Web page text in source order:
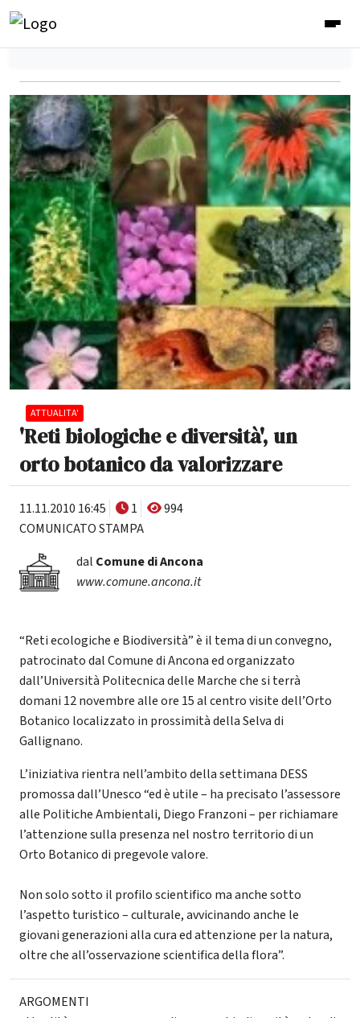
ATTUALITA'
'Reti biologiche e diversità', un
orto botanico da valorizzare
11.11.2010 16:45 1
994
COMUNICATO STAMPA
dal Comune di Ancona
www.comune.ancona.it
“Reti ecologiche e Biodiversità” è il tema di un convegno,
patrocinato dal Comune di Ancona ed organizzato
dall’Università Politecnica delle Marche che si terrà
domani 12 novembre alle ore 15 al centro visite dell’Orto
Botanico localizzato in prossimità della Selva di
Gallignano.
L’iniziativa rientra nell’ambito della settimana DESS
promossa dall’Unesco “ed è utile – ha precisato l’assessore
alle Politiche Ambientali, Diego Franzoni – per richiamare
l’attenzione sulla presenza nel nostro territorio di un
Orto Botanico di pregevole valore.
Non solo sotto il profilo scientifico ma anche sotto
l’aspetto turistico – culturale, avvicinando anche le
giovani generazioni alla cura ed attenzione per la natura,
oltre che all’osservazione scientifica della flora”.
ARGOMENTI